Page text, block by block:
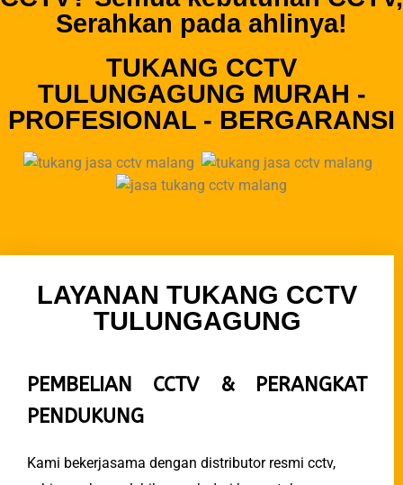
Serahkan pada ahlinya!
TUKANG CCTV
TULUNGAGUNG MURAH -
PROFESIONAL - BERGARANSI
LAYANAN TUKANG CCTV
TULUNGAGUNG
PEMBELIAN
CCTV & PERANGKAT
PENDUKUNG
Kami bekerjasama dengan distributor resmi cctv,